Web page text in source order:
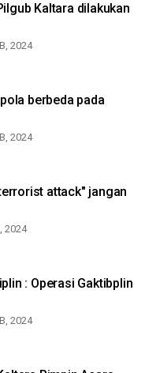
Kaltara dilakukan
2024
berbeda pada
2024
attack" jangan
2024
: Operasi Gaktibplin
2024